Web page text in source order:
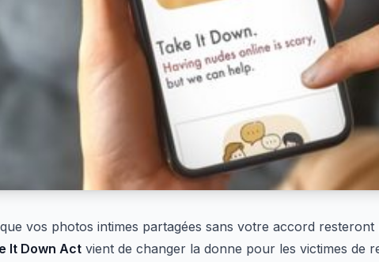
vos photos intimes partagées sans votre accord
It Down Act vient de changer la donne pour les victimes de